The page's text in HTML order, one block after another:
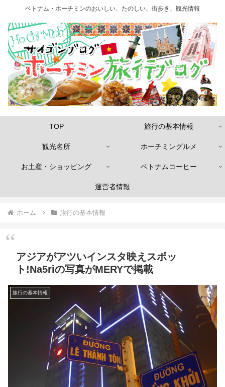
ベトナム・ホーチミンのおいしい、たのしい、街歩き、観光情報
TOP 旅行の基本情報
観光名所 ホーチミングルメ
お土産・ショッピング ベトナムコーヒー
運営者情報
ホーム 旅行の基本情報
アジアがアツいインスタ映えスポッ
ト!Na5riの写真がMERYで掲載
旅行の基本情報